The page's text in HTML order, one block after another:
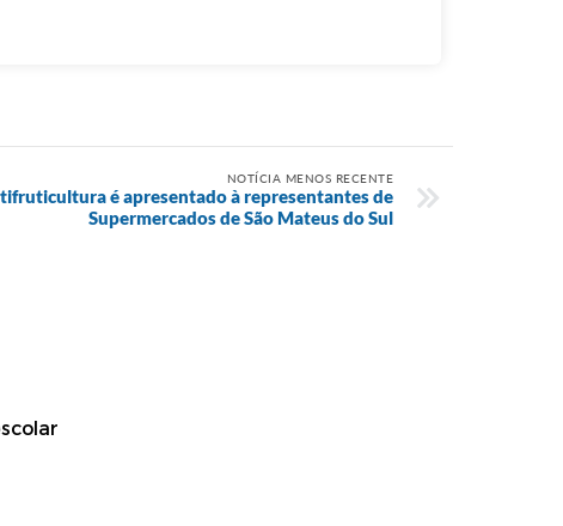
NOTÍCIA MENOS RECENTE
é apresentado à representantes de
Supermercados de São Mateus do Sul